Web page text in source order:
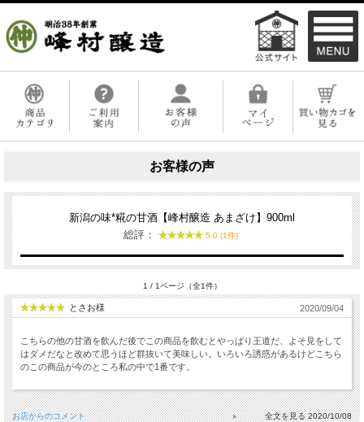
お客様の声
新潟の味*糀の甘酒【峰村醸造 あまざけ】900ml
総評：
5.0 (1件)
1 / 1ページ（全1件）
とさお様 2020/09/04
こちらの他の甘酒を飲んだ後でこの商品を飲むとやっぱり王道だ、よそ見をして
はダメだなと改めて思うほど群抜いて美味しい。いろいろ誘惑があるけどこちら
のこの商品が今のところ私の中で1番です。
お店からのコメント 2020/10/08